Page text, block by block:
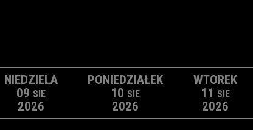
NIEDZIELA
09 SIE
2026
PONIEDZIAŁEK
10 SIE
2026
WTOREK
11 SIE
2026